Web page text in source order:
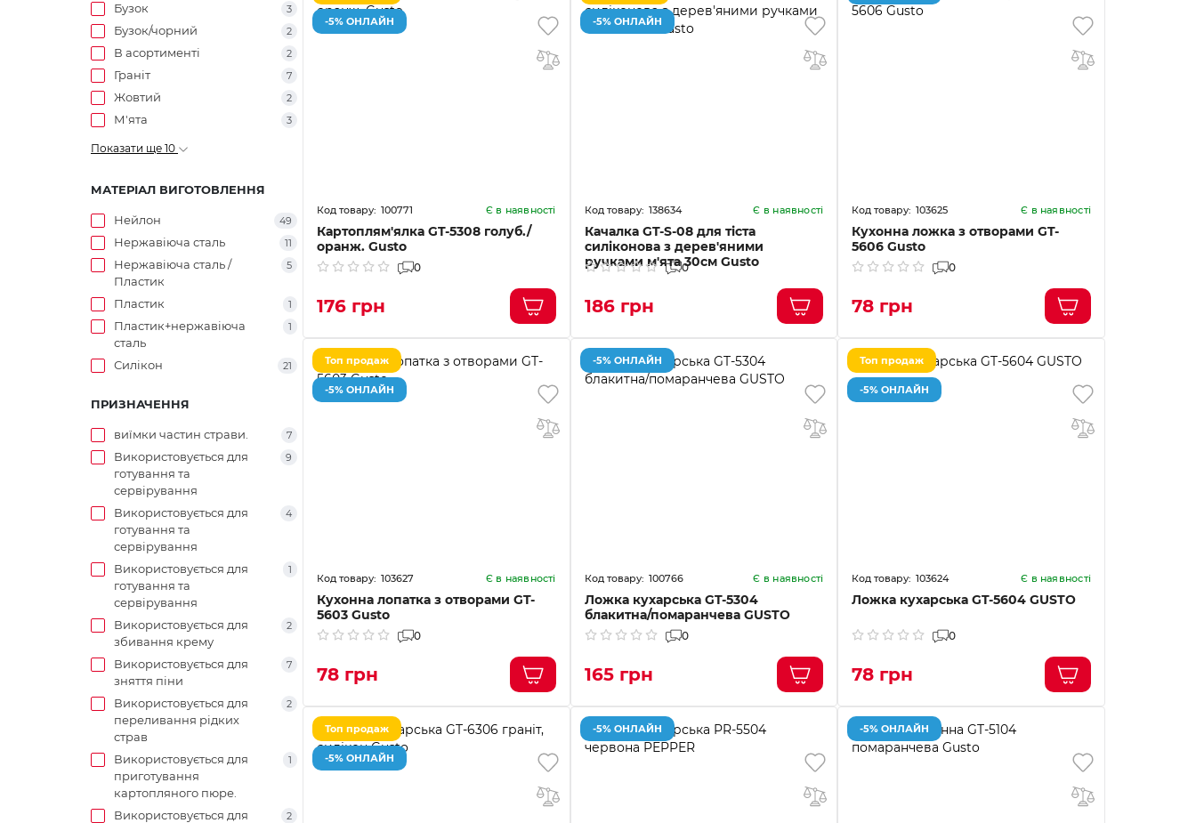
Бузок 3
Бузок/чорний 2
В асортименті 2
Граніт 7
Жовтий 2
М'ята 3
Показати ще 10
МАТЕРІАЛ ВИГОТОВЛЕННЯ
Нейлон 49
Нержавіюча сталь 11
Нержавіюча сталь /
Пластик
5
Пластик 1
Пластик+нержавіюча
сталь
1
Силікон 21
ПРИЗНАЧЕННЯ
виїмки частин страви. 7
Використовується для
готування та
сервірування
9
Використовується для
готування та
сервірування
4
Використовується для
готування та
сервірування
1
Використовується для
збивання крему
2
Використовується для
зняття піни
7
Використовується для
переливання рідких
страв
2
Використовується для
приготування
картопляного пюре.
1
Використовується для
2
-5% ОНЛАЙН
100771 Є в наявності
Картоплям'ялка GT-5308 голуб./
оранж. Gusto
0
176 грн
-5% ОНЛАЙН
138634 Є в наявності
Качалка GT-S-08 для тіста
силіконова з дерев'яними
ручками м'ята 30см Gusto
0
186 грн
103625 Є в наявності
Кухонна ложка з отворами GT-
5606 Gusto
0
78 грн
Топ продаж
-5% ОНЛАЙН
103627 Є в наявності
Кухонна лопатка з отворами GT-
5603 Gusto
0
78 грн
-5% ОНЛАЙН
100766 Є в наявності
Ложка кухарська GT-5304
блакитна/помаранчева GUSTO
0
165 грн
Топ продаж
-5% ОНЛАЙН
103624 Є в наявності
Ложка кухарська GT-5604 GUSTO
0
78 грн
Топ продаж
-5% ОНЛАЙН
-5% ОНЛАЙН -5% ОНЛАЙН